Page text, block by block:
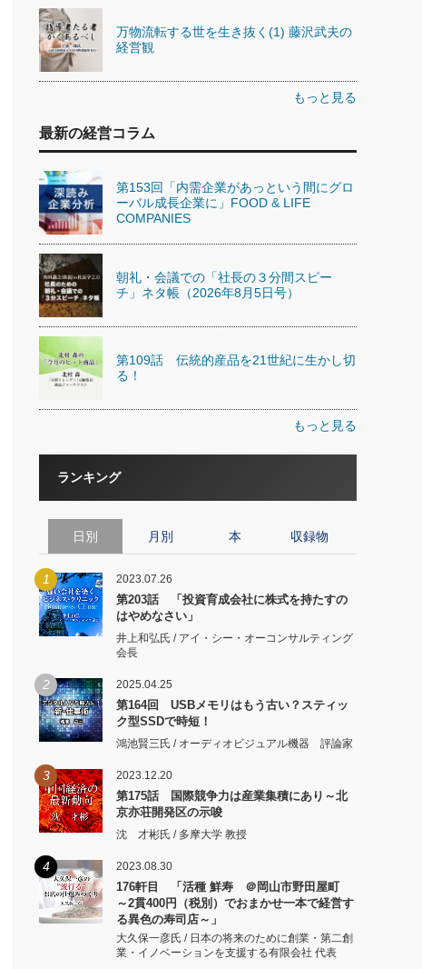
万物流転する世を生き抜く(1) 藤沢武夫の
経営観
もっと見る
最新の経営コラム
第153回「内需企業があっという間にグロ
ーバル成長企業に」FOOD & LIFE
COMPANIES
朝礼・会議での「社長の３分間スピー
チ」ネタ帳（2026年8月5日号）
第109話 伝統的産品を21世紀に生かし切
る！
もっと見る
ランキング
日別 月別 本 収録物
1 2023.07.26
第203話 「投資育成会社に株式を持たすの
はやめなさい」
井上和弘氏 / アイ・シー・オーコンサルティング
会長
2 2025.04.25
第164回 USBメモリはもう古い？スティッ
ク型SSDで時短！
鴻池賢三氏 / オーディオビジュアル機器 評論家
3 2023.12.20
第175話 国際競争力は産業集積にあり～北
京亦荘開発区の示唆
沈 才彬氏 / 多摩大学 教授
4 2023.08.30
176軒目 「活種 鮮寿 ＠岡山市野田屋町
～2貫400円（税別）でおまかせ一本で経営す
る異色の寿司店～」
大久保一彦氏 / 日本の将来のために創業・第二創
業・イノベーションを支援する有限会社 代表